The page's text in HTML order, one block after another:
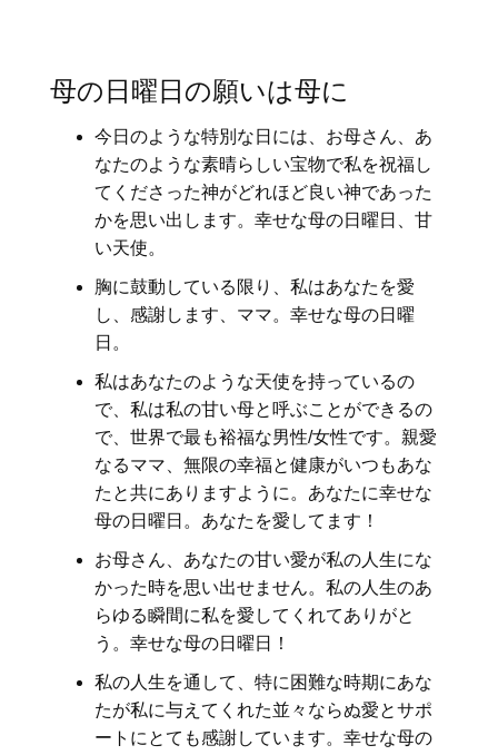
母の日曜日の願いは母に
今日のような特別な日には、お母さん、あ
なたのような素晴らしい宝物で私を祝福し
てくださった神がどれほど良い神であった
かを思い出します。幸せな母の日曜日、甘
い天使。
胸に鼓動している限り、私はあなたを愛
し、感謝します、ママ。幸せな母の日曜
日。
私はあなたのような天使を持っているの
で、私は私の甘い母と呼ぶことができるの
で、世界で最も裕福な男性/女性です。親愛
なるママ、無限の幸福と健康がいつもあな
たと共にありますように。あなたに幸せな
母の日曜日。あなたを愛してます！
お母さん、あなたの甘い愛が私の人生にな
かった時を思い出せません。私の人生のあ
らゆる瞬間に私を愛してくれてありがと
う。幸せな母の日曜日！
私の人生を通して、特に困難な時期にあな
たが私に与えてくれた並々ならぬ愛とサポ
ートにとても感謝しています。幸せな母の